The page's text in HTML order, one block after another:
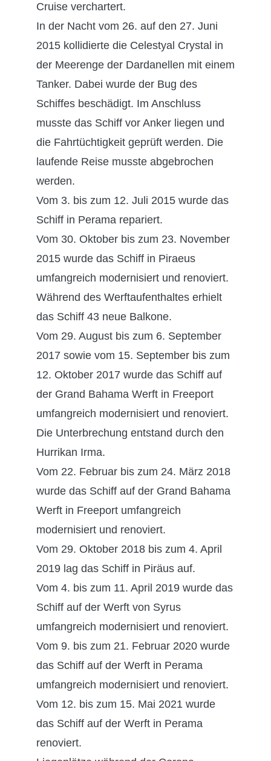
Cruise verchartert.
In der Nacht vom 26. auf den 27. Juni
2015 kollidierte die Celestyal Crystal in
der Meerenge der Dardanellen mit einem
Tanker. Dabei wurde der Bug des
Schiffes beschädigt. Im Anschluss
musste das Schiff vor Anker liegen und
die Fahrtüchtigkeit geprüft werden. Die
laufende Reise musste abgebrochen
werden.
Vom 3. bis zum 12. Juli 2015 wurde das
Schiff in Perama repariert.
Vom 30. Oktober bis zum 23. November
2015 wurde das Schiff in Piraeus
umfangreich modernisiert und renoviert.
Während des Werftaufenthaltes erhielt
das Schiff 43 neue Balkone.
Vom 29. August bis zum 6. September
2017 sowie vom 15. September bis zum
12. Oktober 2017 wurde das Schiff auf
der Grand Bahama Werft in Freeport
umfangreich modernisiert und renoviert.
Die Unterbrechung entstand durch den
Hurrikan Irma.
Vom 22. Februar bis zum 24. März 2018
wurde das Schiff auf der Grand Bahama
Werft in Freeport umfangreich
modernisiert und renoviert.
Vom 29. Oktober 2018 bis zum 4. April
2019 lag das Schiff in Piräus auf.
Vom 4. bis zum 11. April 2019 wurde das
Schiff auf der Werft von Syrus
umfangreich modernisiert und renoviert.
Vom 9. bis zum 21. Februar 2020 wurde
das Schiff auf der Werft in Perama
umfangreich modernisiert und renoviert.
Vom 12. bis zum 15. Mai 2021 wurde
das Schiff auf der Werft in Perama
renoviert.